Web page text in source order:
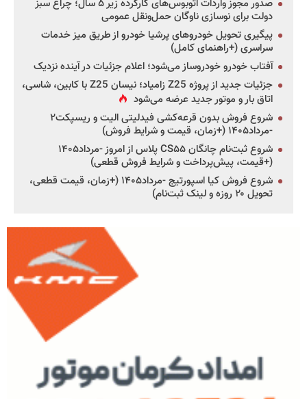
صدور مجوز واردات اتوبوس‌های کارکرده زیر ۵ سال؛ چراغ سبز
دولت برای نوسازی ناوگان حمل‌ونقل عمومی
پیگیری تحویل خودروهای پرشیا خودرو از طریق میز خدمات
سراسری (+راهنمای کامل)
آفتاب خودرو خودروساز می‌شود؛ اعلام جزئیات در آینده نزدیک
جزئیات جدید از پروژه Z25 زامیاد؛ نیسان Z25 با کابین، شاسی،
اتاق بار و موتور جدید عرضه می‌شود
شروع فروش بدون قرعه‌کشی فیدلیتی الیت و ریسپکت۲
-مرداد۱۴۰۵ (+زمان، قیمت و شرایط فروش)
شروع ثبت‌نام چانگان CS۵۵ پلاس از امروز -مرداد۱۴۰۵
(+قیمت، پیش‌پرداخت و شرایط فروش قطعی)
شروع فروش کیا اسپورتیج -مرداد۱۴۰۵ (+زمان، قیمت قطعی،
تحویل ۲۰ روزه و لینک ثبت‌نام)